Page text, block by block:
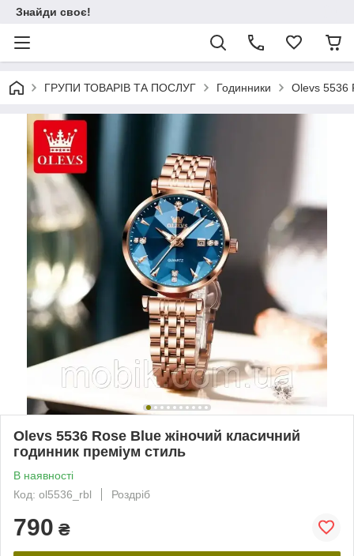
Знайди своє!
ГРУПИ ТОВАРІВ ТА ПОСЛУГ Годинники Olevs 5536
Olevs 5536 Rose Blue жіночий класичний
годинник преміум стиль
В наявності
Код: ol5536_rbl
Роздріб
790 ₴